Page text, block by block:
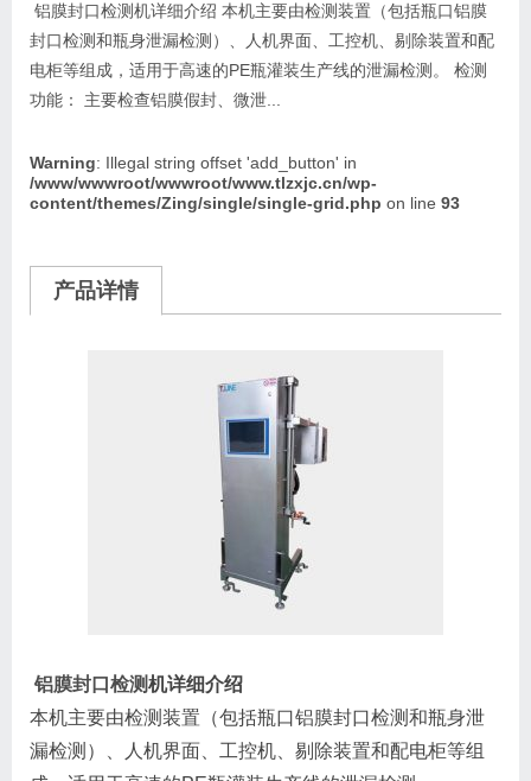
铝膜封口检测机详细介绍 本机主要由检测装置（包括瓶口铝膜
封口检测和瓶身泄漏检测）、人机界面、工控机、剔除装置和配
电柜等组成，适用于高速的PE瓶灌装生产线的泄漏检测。 检测
功能： 主要检查铝膜假封、微泄...
Warning: Illegal string offset 'add_button' in
/www/wwwroot/wwwroot/www.tlzxjc.cn/wp-
content/themes/Zing/single/single-grid.php on line 93
产品详情
铝膜封口检测机详细介绍
本机主要由检测装置（包括瓶口铝膜封口检测和瓶身泄
漏检测）、人机界面、工控机、剔除装置和配电柜等组